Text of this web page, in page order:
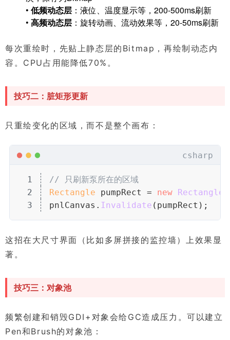
• 低频动态层 ：液位、温度显示等，200-500ms刷新
• 高频动态层 ：旋转动画、流动效果等，20-50ms刷新
每次重绘时，先贴上静态层的Bitmap，再绘制动态内
容。CPU占用能降低70%。
技巧二：脏矩形更新
只重绘变化的区域，而不是整个画布：
csharp
1
// 只刷新泵所在的区域
2
Rectangle pumpRect = new Rectangle
3
pnlCanvas. Invalidate (pumpRect);
这招在大尺寸界面（比如多屏拼接的监控墙）上效果显
著。
技巧三：对象池
频繁创建和销毁GDI+对象会给GC造成压力。可以建立
Pen和Brush的对象池：